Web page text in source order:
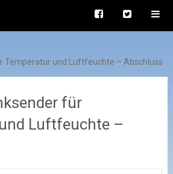
Temperatur und Luftfeuchte – Abschluss
für
Luftfeuchte –